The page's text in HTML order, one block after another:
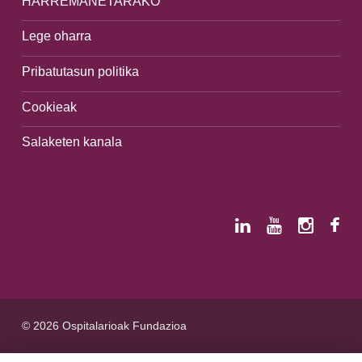
Lege oharra
Pribatutasun politika
Cookieak
Salaketen kanala
© 2026 Ospitalarioak Fundazioa